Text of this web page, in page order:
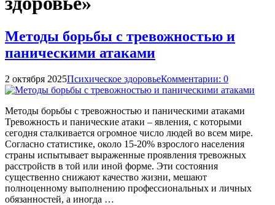
Методы борьбы с тревожностью и
паническими атаками
2 октября 2025Психическое здоровьеКомментарии: 0
Методы борьбы с тревожностью и паническими атаками
Тревожность и панические атаки – явления, с которыми
сегодня сталкивается огромное число людей во всем мире.
Согласно статистике, около 15-20% взрослого населения
страны испытывает выраженные проявления тревожных
расстройств в той или иной форме. Эти состояния
существенно снижают качество жизни, мешают
полноценному выполнению профессиональных и личных
обязанностей, а иногда …